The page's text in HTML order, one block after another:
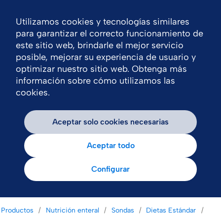
Productos Nutrición enteral Sondas Dietas Estándar
Utilizamos cookies y tecnologías similares
para garantizar el correcto funcionamiento de
este sitio web, brindarle el mejor servicio
posible, mejorar su experiencia de usuario y
optimizar nuestro sitio web. Obtenga más
información sobre cómo utilizamos las
cookies.
Aceptar solo cookies necesarias
Aceptar todo
Configurar